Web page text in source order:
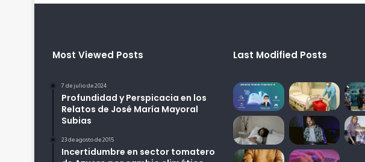
Most Viewed Posts
7 de julio de 2024
Profundidad y Perspicacia en los
Relatos de José María Mayoral
Subias
23 de agosto de 2015
Incertidumbre en sector tomatero
Last Modified Posts